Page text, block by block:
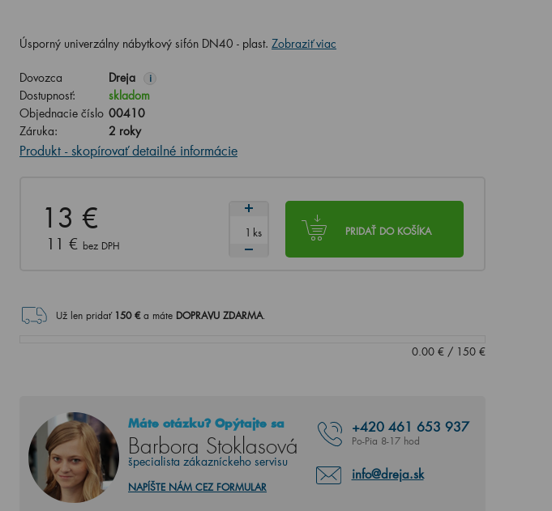
Úsporný univerzálny nábytkový sifón DN40 - plast. Zobraziť viac
Dovozca Dreja i
Dostupnosť:
skladom
Objednacie číslo 00410
Záruka:
2 roky
Produkt - skopírovať detailné informácie
13 €
11 € bez DPH
PRIDAŤ DO KOŠÍKA
ks
Už len pridať 150€ a máte DOPRAVU ZDARMA.
0.00€/ 150€
Máte otázku? Opýtajte sa
Barbora Stoklasová
špecialista zákazníckeho servisu
+420 461 653 937
Po-Pia 8-17 hod
info@dreja.sk
NAPÍŠTE NÁM CEZ FORMULAR